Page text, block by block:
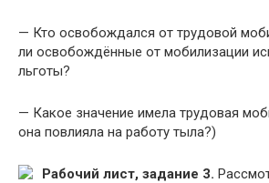
— Кто освобождался от трудовой
ли освобождённые от мобилизации
льготы?
— Какое значение имела трудовая
она повлияла на работу тыла?)
Рабочий лист, задание 3.